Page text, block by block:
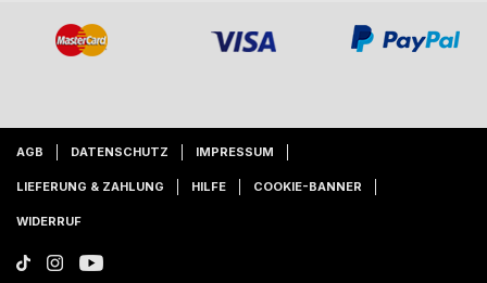
AGB DATENSCHUTZ IMPRESSUM
LIEFERUNG & ZAHLUNG HILFE COOKIE-BANNER
WIDERRUF